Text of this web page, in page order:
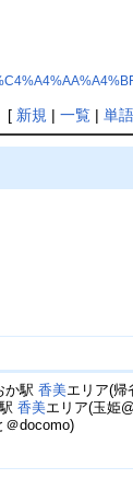
[ 新規 | 一覧| 単
か駅香美エリア(帰
香美エリア(玉姫
docomo)